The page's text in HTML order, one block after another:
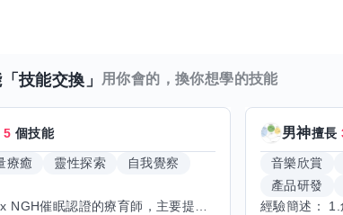
技能交換」 用你會的，換你想學的技能
5 個技能
療癒 靈性探索
自我覺察
結合靈魂療癒x NGH催眠認證的療育師，主要提供潛意識探索和靈魂導向的催眠療育。你會全程100%清醒跟我對話。
男神擅長
音樂欣賞
產品研發